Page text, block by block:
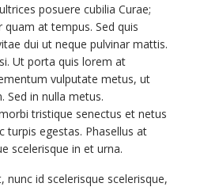
posuere cubilia Curae;
at tempus. Sed quis
dui ut neque pulvinar mattis.
Ut porta quis lorem at
vulputate metus, ut
Sed in nulla metus.
tristique senectus et netus
turpis egestas. Phasellus at
scelerisque in et urna.
nunc id scelerisque scelerisque,